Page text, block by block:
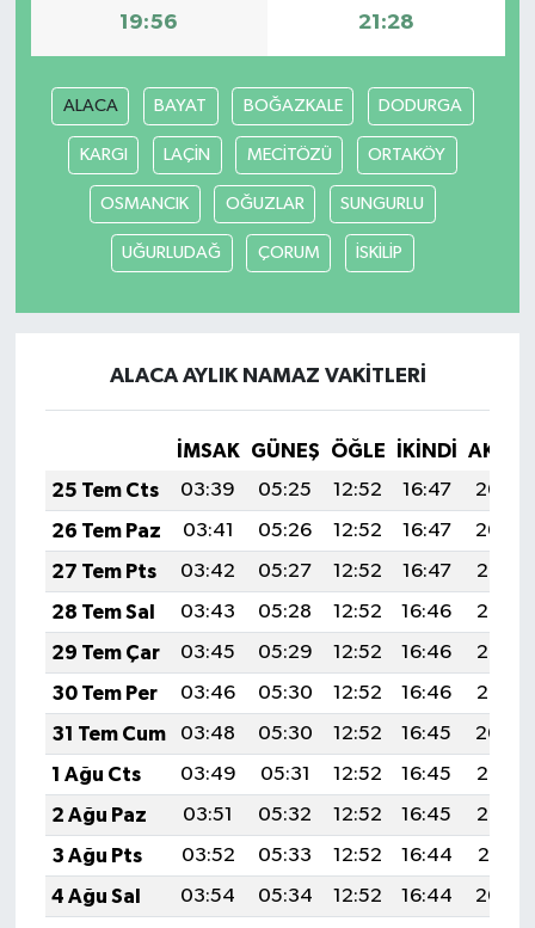
19:56 21:28
ALACA BAYAT BOĞAZKALE DODURGA
KARGI LAÇİN MECİTÖZÜ ORTAKÖY
OSMANCIK OĞUZLAR SUNGURLU
UĞURLUDAĞ ÇORUM İSKİLİP
ALACA AYLIK NAMAZ VAKITLERI
İMSAK GÜNEŞ ÖĞLE İKINDI
25 Tem Cts
03:39 05:25 12:52 16:47
20:09
26 Tem Paz
03:41 05:26 12:52 16:47
20:09
27 Tem Pts
03:42 05:27 12:52 16:47
20:08
28 Tem Sal
03:43 05:28 12:52 16:46
20:07
29 Tem Çar
03:45 05:29 12:52 16:46
20:06
30 Tem Per
03:46 05:30 12:52 16:46
20:05
31 Tem Cum
03:48 05:30 12:52 16:45
20:04
1 Ağu Cts
03:49 05:31 12:52 16:45
20:03
2 Ağu Paz
03:51 05:32 12:52 16:45
20:02
3 Ağu Pts
03:52 05:33 12:52 16:44
20:01
4 Ağu Sal
03:54 05:34 12:52 16:44
20:00